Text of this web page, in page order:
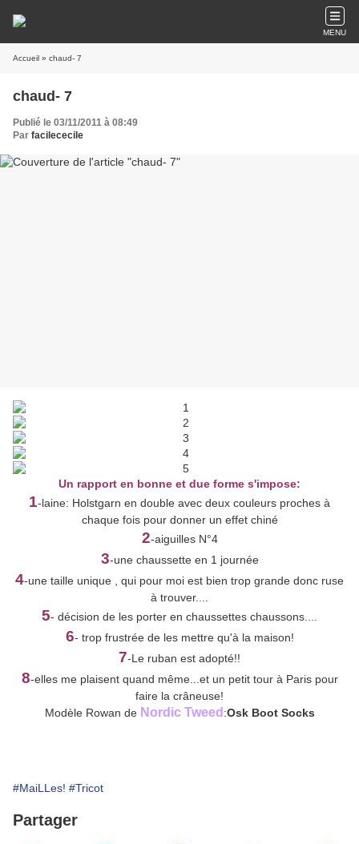
MENU
Accueil » chaud- 7
chaud- 7
Publié le 03/11/2011 à 08:49
Par facilececile
Un rapport en bonne et due forme s'impose:
1-laine: Holstgarn en double avec deux couleurs proches à
chaque fois pour donner un effet chiné
2-aiguilles N°4
3-une chaussette en 1 journée
4-une taille unique , qui pour moi est bien trop grande donc ruse
à trouver....
5- décision de les porter en chaussettes chaussons....
6- trop frustrée de les mettre qu'à la maison!
7-Le ruban est adopté!!
8-elles me plaisent quand même...et un petit tour à Paris pour
faire la crâneuse!
Modèle Rowan de Nordic Tweed :Osk Boot Socks
#MaiLLes! #Tricot
Partager